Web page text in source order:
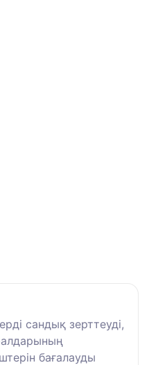
сандық зерттеуді,
бағалауды